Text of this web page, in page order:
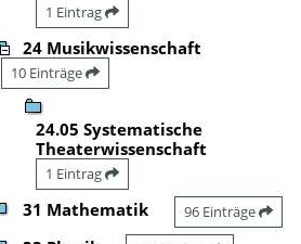
1 Eintrag
24 Musikwissenschaft
10 Einträge
24.05 Systematische
Theaterwissenschaft
1 Eintrag
31 Mathematik 96 Einträge